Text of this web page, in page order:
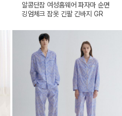
알콩단잠 여성홈웨어 파자마 순면
깅엄체크 잠옷 긴팔 긴바지 GR